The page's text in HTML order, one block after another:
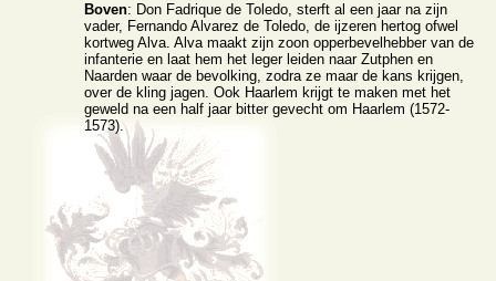
Boven: Don Fadrique de Toledo, sterft al een jaar na zijn
vader, Fernando Alvarez de Toledo, de ijzeren hertog ofwel
kortweg Alva. Alva maakt zijn zoon opperbevelhebber van de
infanterie en laat hem het leger leiden naar Zutphen en
Naarden waar de bevolking, zodra ze maar de kans krijgen,
over de kling jagen. Ook Haarlem krijgt te maken met het
geweld na een half jaar bitter gevecht om Haarlem (1572-
1573).